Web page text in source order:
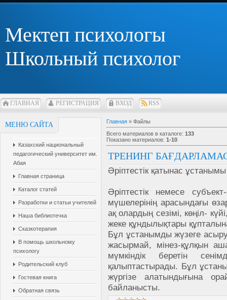
Мектеп психологы
Школьный психолог
ГЛАВНАЯ РЕГИСТРАЦИЯ ВХОД RSS
МЕНЮ САЙТА
Казахский национальный
педагогический университет им.
Абая
Главная страница
Каталог статей
Разработки и статьи учителей
Наша библиотечка
Сказкотерапия
В помощь школьному
психологу
Родительский клуб
Гостевая книга
Обратная связь
Главная » Файлы
Всего материалов в каталоге: 133
Показано материалов: 1-10
ТРЕНИНГ
Әріптестік қатынас
Әріптестік немесе
мүшелерінің арасындағы
ақ олардың сезімі, көңіл-
жеке құндылықтары
Бұл ұстанымды жүзеге асыру
жасырмай, мінез-құлқын
мүмкіндік беретін
қалыптастырады. Бұл
жүргізе алатындығына
байланысты.